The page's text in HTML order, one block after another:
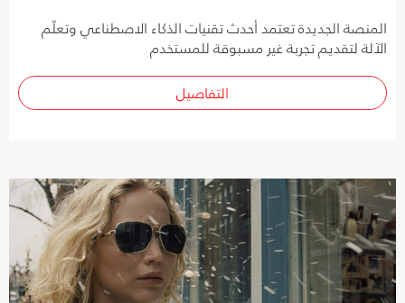
المنصة الجديدة تعتمد أحدث تقنيات الذكاء الاصطناعي وتعلّم
الآلة لتقديم تجربة غير مسبوقة للمستخدم
التفاصيل